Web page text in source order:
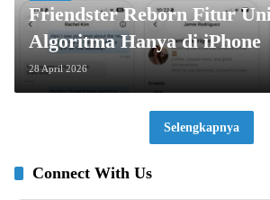
Friendster Reborn Fitur
Algoritma Hanya di iPhone
28 April 2026
Selengkapnya
Connect With Us